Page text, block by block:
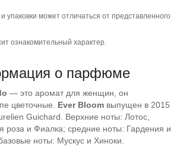
упаковки может отличаться от представленного
ознакомительный характер.
о парфюме
— это аромат для женщин, он
цветочные. Ever Bloom выпущен в 2015
Guichard. Верхние ноты: Лотос,
роза и Фиалка; средние ноты: Гардения и
ноты: Мускус и Хиноки.